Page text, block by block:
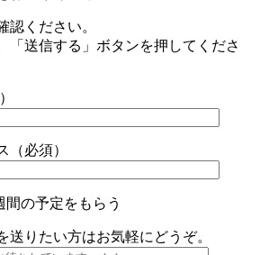
認ください。
「送信する」ボタンを押してくださ
（必須）
間の予定をもらう
送りたい方はお気軽にどうぞ。